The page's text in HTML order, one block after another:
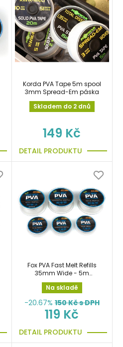
Korda PVA Tape 5m spool
3mm Spread-Em páska
Skladem do 2 dnů
149 Kč
DETAIL PRODUKTU
Fox PVA Fast Melt Refills
35mm Wide - 5m
náhradní punčocha
Na skladě
-20.67% 150Kč s DPH
119 Kč
DETAIL PRODUKTU